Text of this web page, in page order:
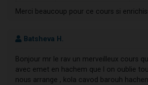
Merci beaucoup pour ce cours si
Batsheva H.
Bonjour mr le rav un merveilleux cours
avec emet en hachem que l on oublie
nous arrange , kola cavod barouh